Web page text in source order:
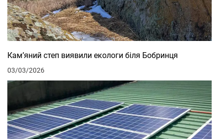
Кам’яний степ виявили екологи біля Бобринця
03/03/2026